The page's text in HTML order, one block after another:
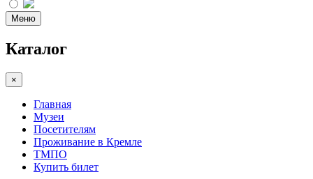
Меню
Каталог
×
Главная
Музеи
Посетителям
Проживание в Кремле
ТМПО
Купить билет